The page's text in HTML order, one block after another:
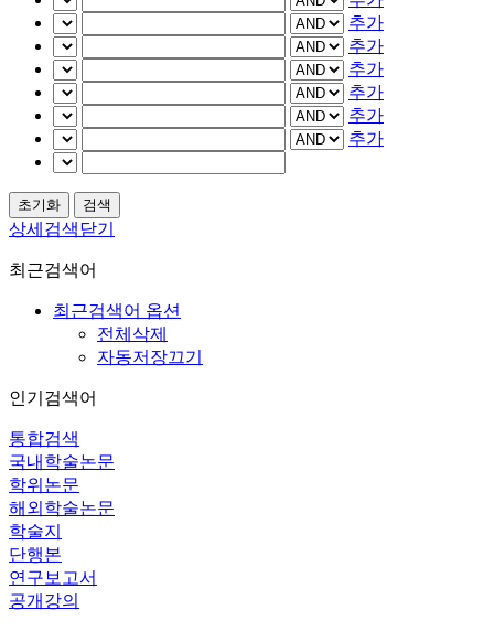
추가
추가
추가
추가
추가
추가
상세검색닫기
최근검색어
최근검색어 옵션
전체삭제
자동저장끄기
인기검색어
통합검색
국내학술논문
학위논문
해외학술논문
학술지
단행본
연구보고서
공개강의